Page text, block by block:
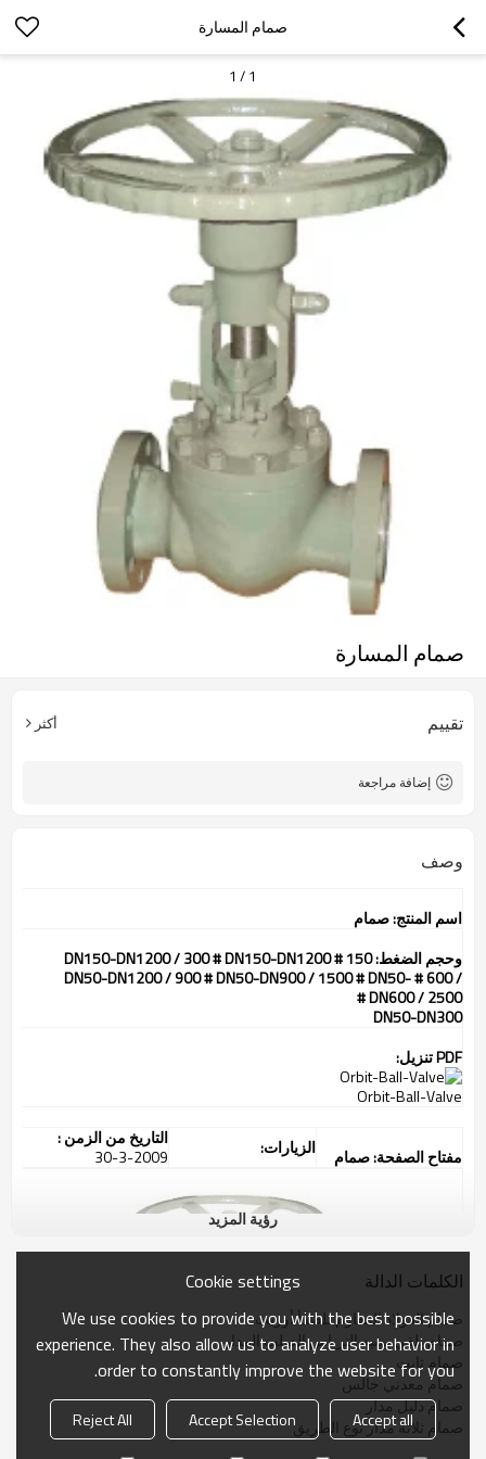
صمام المسارة
1
/
1
صمام المسارة
تقييم أكثر
إضافة مراجعة
وصف
اسم المنتج: صمام
وحجم الضغط: 150 # DN150-DN1200 / 300 # DN150-DN1200
/ 600 # DN50-DN1200 / 900 # DN50-DN900 / 1500 # DN50-
DN600 / 2500 #
DN50-DN300
PDF تنزيل:
Orbit-Ball-Valve
مفتاح الصفحة: صمام الزيارات:
التاريخ من الزمن :
2009-3-30
رؤية المزيد
الكلمات الدالة
صمام الفولاذ المقاوم للصدأ أوربت
صمام يلقي بونيه الترباس الصلب المدار
صمام ثابت
صمام معدني جالس
صمام دليل مدار
صمام ثلاثة مدار نوع الطريق
Cookie settings
We use cookies to provide you with the best possible
experience. They also allow us to analyze user behavior in
order to constantly improve the website for you.
Accept all
Accept Selection
Reject All